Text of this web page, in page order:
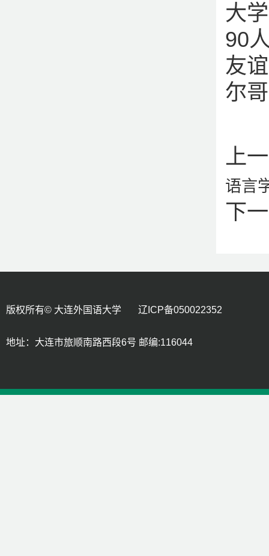
大
90
友
尔
上
语言
下
版权所有© 大连外国语大学 辽ICP备050022352
地址：大连市旅顺南路西段6号 邮编:116044